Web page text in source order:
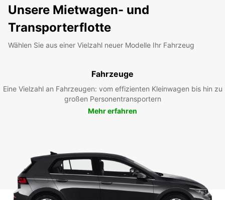
Unsere Mietwagen- und
Transporterflotte
Wählen Sie aus einer Vielzahl neuer Modelle Ihr Fahrzeug
Fahrzeuge
Eine Vielzahl an Fahrzeugen: vom effizienten Kleinwagen bis hin zu
großen Personentransportern
Mehr erfahren